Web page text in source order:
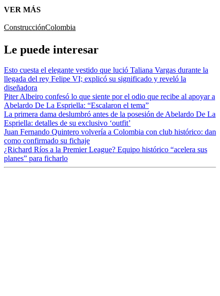
VER MÁS
ConstrucciónColombia
Le puede interesar
Esto cuesta el elegante vestido que lució Taliana Vargas durante la
llegada del rey Felipe VI; explicó su significado y reveló la
diseñadora
Piter Albeiro confesó lo que siente por el odio que recibe al apoyar a
Abelardo De La Espriella: “Escalaron el tema”
La primera dama deslumbró antes de la posesión de Abelardo De La
Espriella: detalles de su exclusivo ‘outfit’
Juan Fernando Quintero volvería a Colombia con club histórico: dan
como confirmado su fichaje
¿Richard Ríos a la Premier League? Equipo histórico “acelera sus
planes” para ficharlo